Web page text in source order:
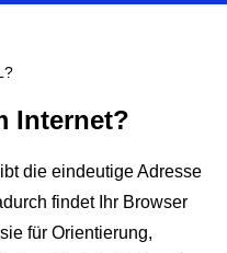
Internet?
die eindeutige Adresse
findet Ihr Browser
für Orientierung,